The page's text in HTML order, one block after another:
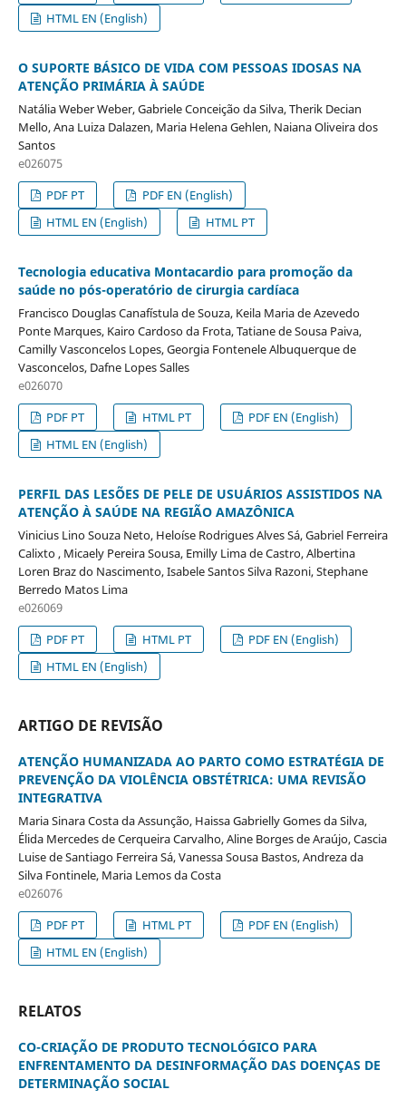
HTML EN (English)
O SUPORTE BÁSICO DE VIDA COM PESSOAS IDOSAS NA
ATENÇÃO PRIMÁRIA À SAÚDE
Natália Weber Weber, Gabriele Conceição da Silva, Therik Decian
Mello, Ana Luiza Dalazen, Maria Helena Gehlen, Naiana Oliveira dos
Santos
e026075
PDF PT
PDF EN (English)
HTML EN (English)
HTML PT
Tecnologia educativa Montacardio para promoção da
saúde no pós-operatório de cirurgia cardíaca
Francisco Douglas Canafístula de Souza, Keila Maria de Azevedo
Ponte Marques, Kairo Cardoso da Frota, Tatiane de Sousa Paiva,
Camilly Vasconcelos Lopes, Georgia Fontenele Albuquerque de
Vasconcelos, Dafne Lopes Salles
e026070
PDF PT
HTML PT
PDF EN (English)
HTML EN (English)
PERFIL DAS LESÕES DE PELE DE USUÁRIOS ASSISTIDOS NA
ATENÇÃO À SAÚDE NA REGIÃO AMAZÔNICA
Vinicius Lino Souza Neto, Heloíse Rodrigues Alves Sá, Gabriel Ferreira
Calixto , Micaely Pereira Sousa, Emilly Lima de Castro, Albertina
Loren Braz do Nascimento, Isabele Santos Silva Razoni, Stephane
Berredo Matos Lima
e026069
PDF PT
HTML PT
PDF EN (English)
HTML EN (English)
ARTIGO DE REVISÃO
ATENÇÃO HUMANIZADA AO PARTO COMO ESTRATÉGIA DE
PREVENÇÃO DA VIOLÊNCIA OBSTÉTRICA: UMA REVISÃO
INTEGRATIVA
Maria Sinara Costa da Assunção, Haissa Gabrielly Gomes da Silva,
Élida Mercedes de Cerqueira Carvalho, Aline Borges de Araújo, Cascia
Luise de Santiago Ferreira Sá, Vanessa Sousa Bastos, Andreza da
Silva Fontinele, Maria Lemos da Costa
e026076
PDF PT
HTML PT
PDF EN (English)
HTML EN (English)
RELATOS
CO-CRIAÇÃO DE PRODUTO TECNOLÓGICO PARA
ENFRENTAMENTO DA DESINFORMAÇÃO DAS DOENÇAS DE
DETERMINAÇÃO SOCIAL